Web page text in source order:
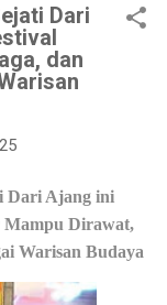
yang kerap
diikuti
Pemadam
serta berbagai
peserta
penanganan
Dari
dan
Dari Ajang ini
Mampu Dirawat,
Warisan Budaya